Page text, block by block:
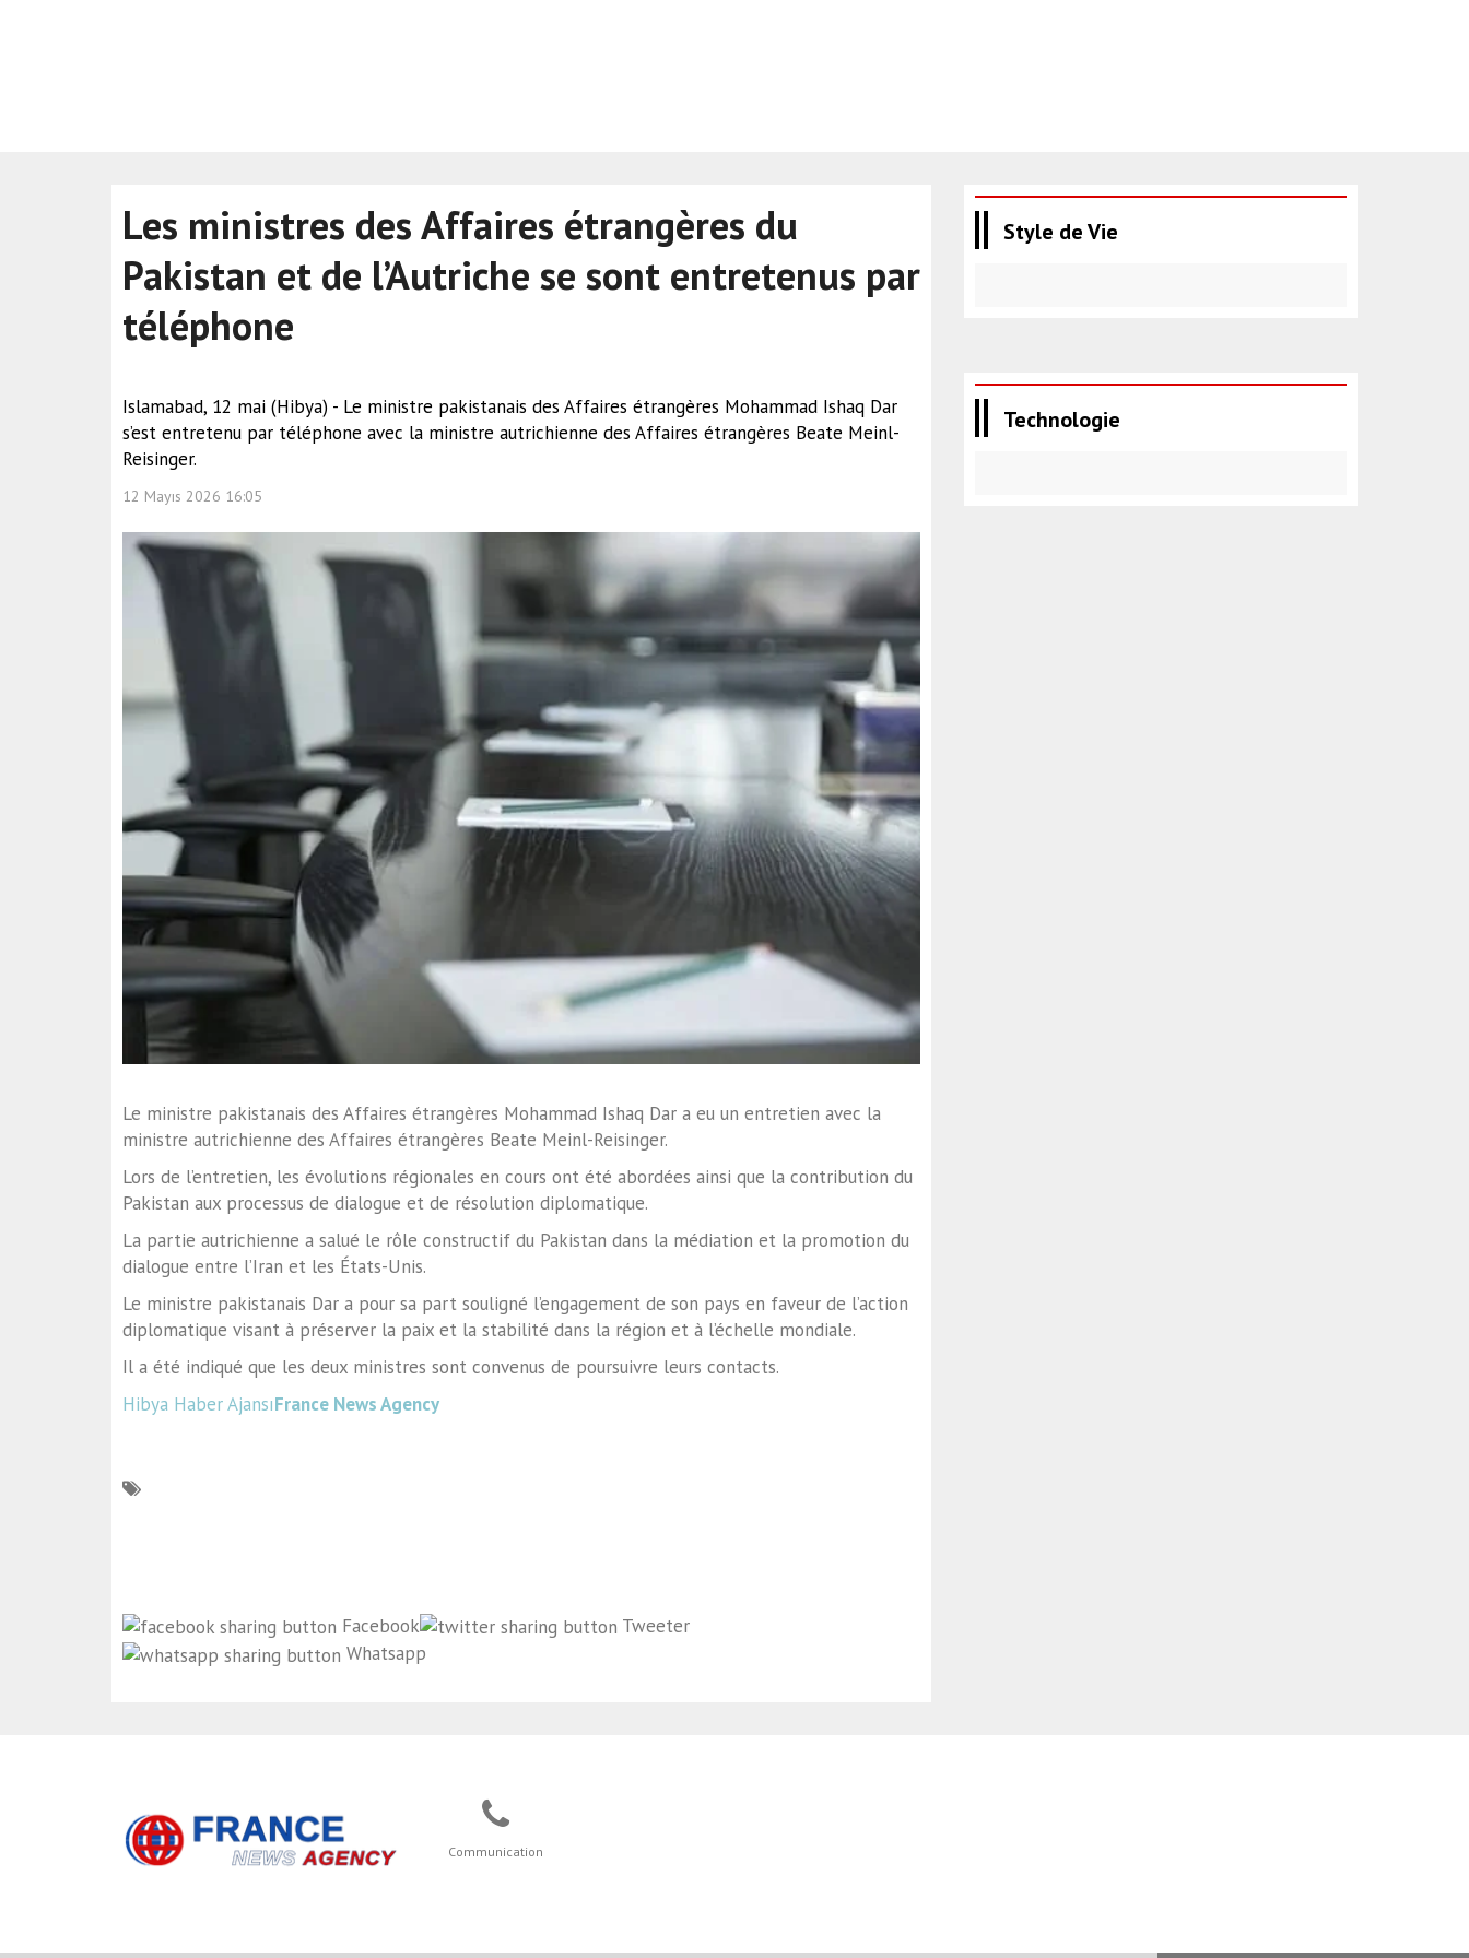
Les ministres des Affaires étrangères du
Pakistan et de l’Autriche se sont entretenus par
téléphone
Islamabad, 12 mai (Hibya) - Le ministre pakistanais des Affaires étrangères Mohammad Ishaq Dar
s’est entretenu par téléphone avec la ministre autrichienne des Affaires étrangères Beate Meinl-
Reisinger.
12 Mayıs 2026 16:05
Le ministre pakistanais des Affaires étrangères Mohammad Ishaq Dar a eu un entretien avec la
ministre autrichienne des Affaires étrangères Beate Meinl-Reisinger.
Lors de l’entretien, les évolutions régionales en cours ont été abordées ainsi que la contribution du
Pakistan aux processus de dialogue et de résolution diplomatique.
La partie autrichienne a salué le rôle constructif du Pakistan dans la médiation et la promotion du
dialogue entre l’Iran et les États-Unis.
Le ministre pakistanais Dar a pour sa part souligné l’engagement de son pays en faveur de l’action
diplomatique visant à préserver la paix et la stabilité dans la région et à l’échelle mondiale.
Il a été indiqué que les deux ministres sont convenus de poursuivre leurs contacts.
Hibya Haber AjansıFrance News Agency
Facebook
Tweeter
Whatsapp
Style de Vie
Technologie
Communication